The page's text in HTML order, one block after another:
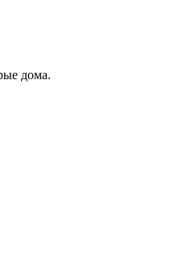
дома.